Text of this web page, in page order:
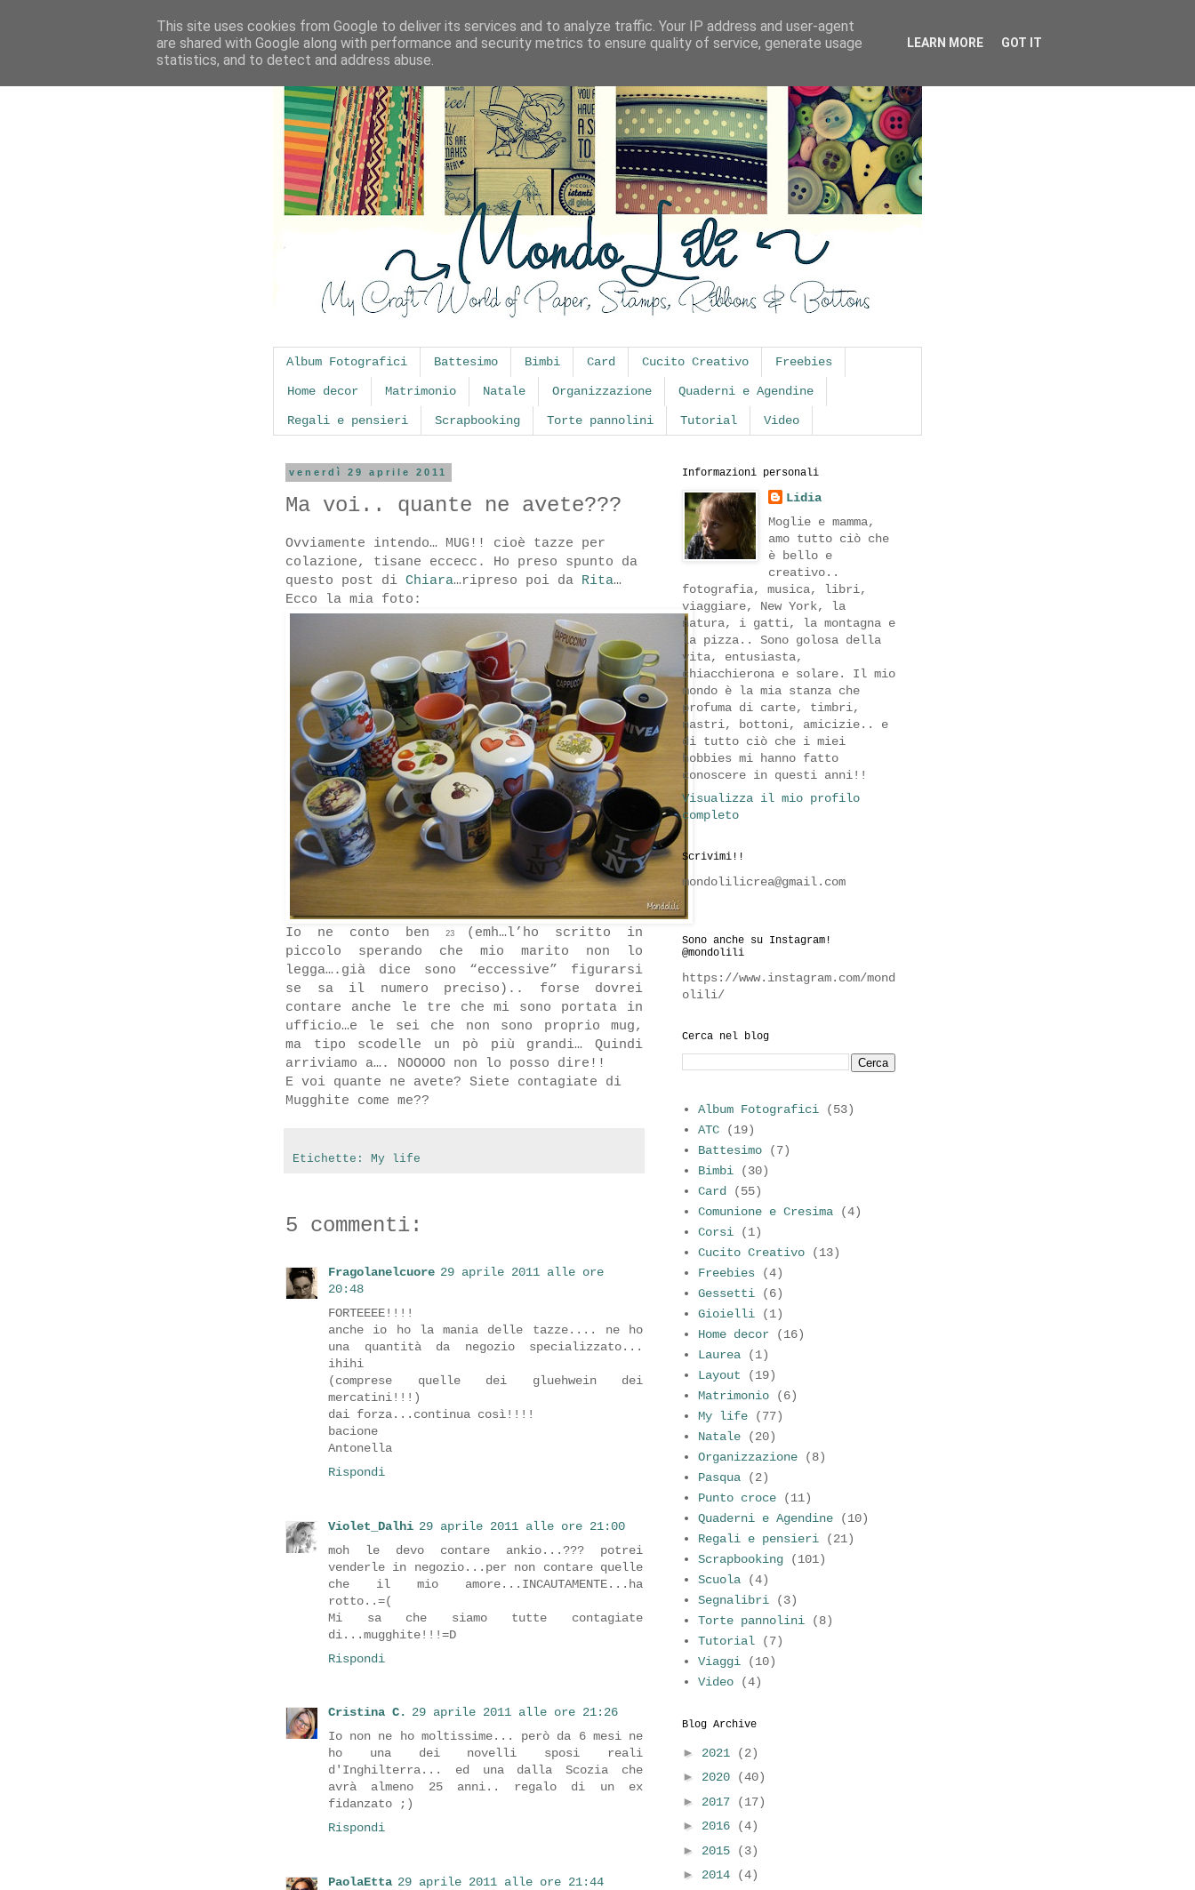
Album Fotografici Battesimo Bimbi Card Cucito Creativo Freebies
Home decor Matrimonio Natale Organizzazione Quaderni e Agendine
Regali e pensieri Scrapbooking Torte pannolini Tutorial Video
venerdì 29 aprile 2011
Ma voi.. quante ne avete???
Ovviamente intendo… MUG!! cioè tazze per
colazione, tisane eccecc. Ho preso spunto da
questo post di Chiara…ripreso poi da Rita…
Ecco la mia foto:
Io ne conto ben 23
(emh…l’ho scritto in
piccolo sperando che mio marito non lo
legga….già dice sono “eccessive” figurarsi
se sa il numero preciso).. forse dovrei
contare anche le tre che mi sono portata in
ufficio…e le sei che non sono proprio mug,
ma tipo scodelle un pò più grandi… Quindi
arriviamo a…. NOOOOO non lo posso dire!!
E voi quante ne avete? Siete contagiate di
Mugghite come me??
Etichette: My life
5 commenti:
Fragolanelcuore 29 aprile 2011 alle ore
20:48
FORTEEEE!!!!
anche io ho la mania delle tazze.... ne ho
una quantità da negozio specializzato...
ihihi
(comprese quelle dei gluehwein dei
mercatini!!!)
dai forza...continua così!!!!
bacione
Antonella
Rispondi
Violet_Dalhi 29 aprile 2011 alle ore 21:00
moh le devo contare ankio...??? potrei
venderle in negozio...per non contare quelle
che il mio amore...INCAUTAMENTE...ha
rotto..=(
Mi sa che siamo tutte contagiate
di...mugghite!!!=D
Rispondi
Cristina C. 29 aprile 2011 alle ore 21:26
Io non ne ho moltissime... però da 6 mesi ne
ho una dei novelli sposi reali
d'Inghilterra... ed una dalla Scozia che
avrà almeno 25 anni.. regalo di un ex
fidanzato ;)
Rispondi
PaolaEtta 29 aprile 2011 alle ore 21:44
Informazioni personali
Lidia
Moglie e mamma,
amo tutto ciò che
è bello e
creativo..
fotografia, musica, libri,
viaggiare, New York, la
natura, i gatti, la montagna e
la pizza.. Sono golosa della
vita, entusiasta,
chiacchierona e solare. Il mio
mondo è la mia stanza che
profuma di carte, timbri,
nastri, bottoni, amicizie.. e
di tutto ciò che i miei
hobbies mi hanno fatto
conoscere in questi anni!!
Visualizza il mio profilo
completo
Scrivimi!!
mondolilicrea@gmail.com
Sono anche su Instagram!
@mondolili
https://www.instagram.com/mond
olili/
Cerca nel blog
Album Fotografici
(53)
ATC
(19)
Battesimo
(7)
Bimbi
(30)
Card
(55)
Comunione e Cresima
(4)
Corsi
(1)
Cucito Creativo
(13)
Freebies
(4)
Gessetti
(6)
Gioielli
(1)
Home decor
(16)
Laurea
(1)
Layout
(19)
Matrimonio
(6)
My life
(77)
Natale
(20)
Organizzazione
(8)
Pasqua
(2)
Punto croce
(11)
Quaderni e Agendine
(10)
Regali e pensieri
(21)
Scrapbooking
(101)
Scuola
(4)
Segnalibri
(3)
Torte pannolini
(8)
Tutorial
(7)
Viaggi
(10)
Video
(4)
Blog Archive
► 2021
(2)
► 2020
(40)
► 2017
(17)
► 2016
(4)
► 2015
(3)
► 2014
(4)
This site uses cookies from Google to deliver its services and to analyze traffic. Your IP address and user-agent
are shared with Google along with performance and security metrics to ensure quality of service, generate usage
statistics, and to detect and address abuse.
LEARN MORE GOT IT